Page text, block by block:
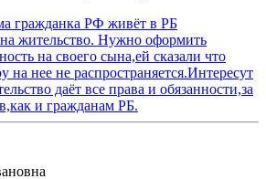
гражданка РФ живёт в РБ
жительство. Нужно оформить
на своего сына,ей сказали что
на нее не распространяется.Интересут
даёт все права и обязанности,за
и гражданам РБ.